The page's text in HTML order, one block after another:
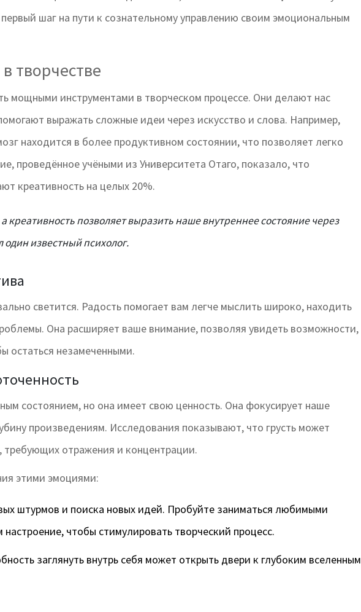
шаг на пути к сознательному управлению своим эмоциональным
творчестве
мощными инструментами в творческом процессе. Они делают нас
выражать сложные идеи через искусство и слова. Например,
находится в более продуктивном состоянии, что позволяет легко
проведённое учёными из Университета Отаго, показало, что
креативность на целых 20%.
креативность позволяет выразить наше внутреннее состояние через
один известный психолог.
светится. Радость помогает вам легче мыслить широко, находить
Она расширяет ваше внимание, позволяя увидеть возможности,
остаться незамеченными.
состоянием, но она имеет свою ценность. Она фокусирует наше
произведениям. Исследования показывают, что грусть может
требующих отражения и концентрации.
этими эмоциями:
штурмов и поиска новых идей. Пробуйте заниматься любимыми
чтобы стимулировать творческий процесс.
заглянуть внутрь себя может открыть двери к глубоким вселенным